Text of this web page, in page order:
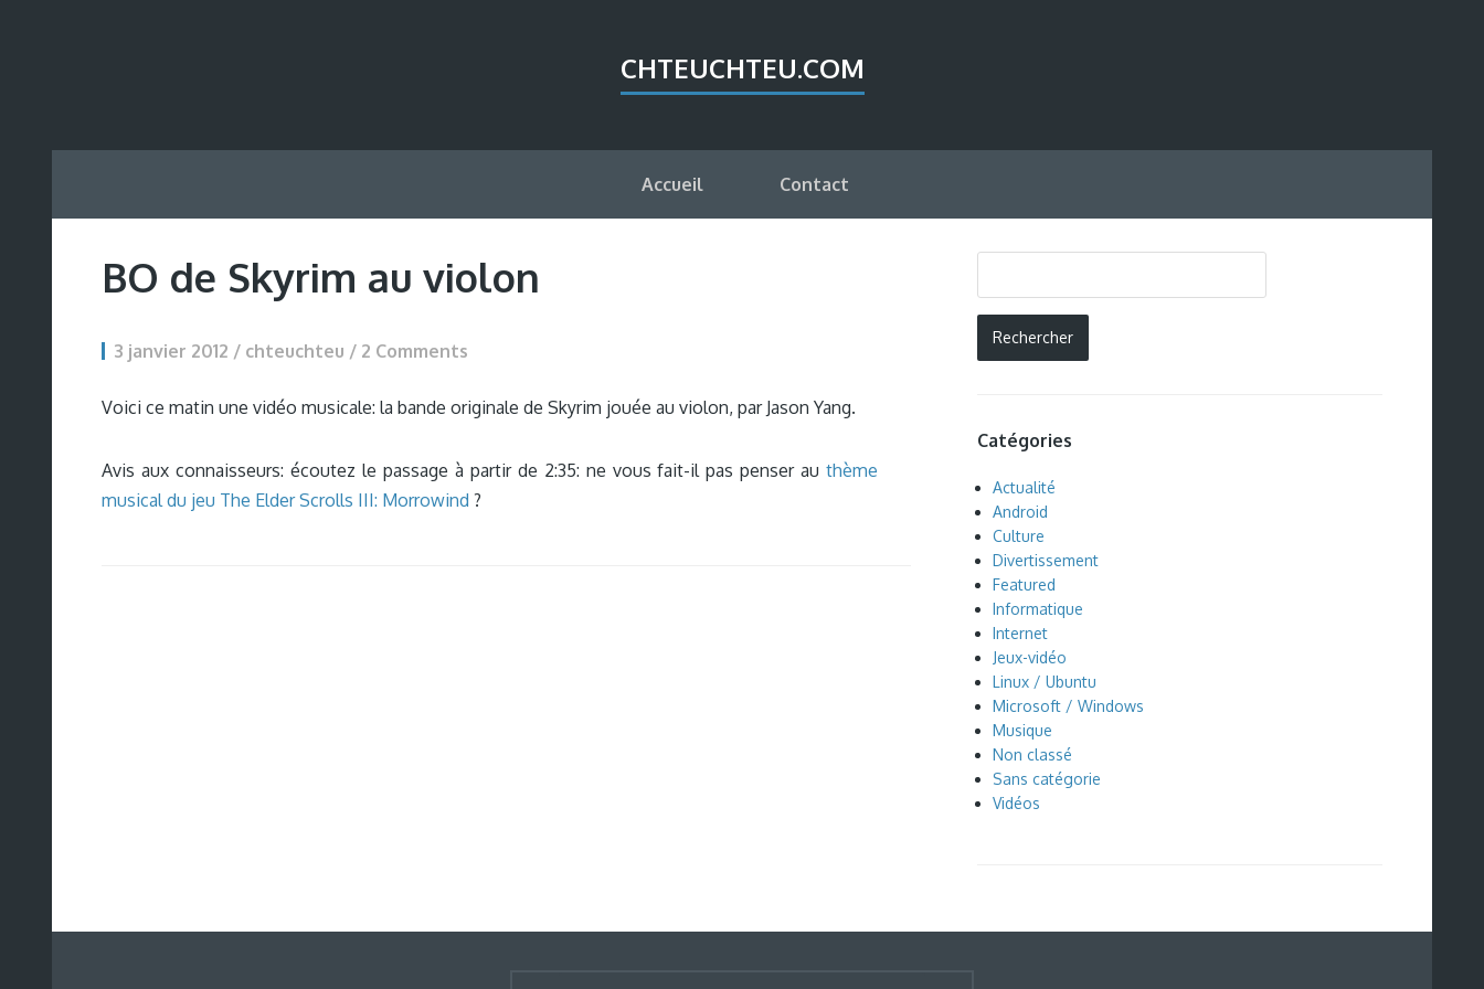
CHTEUCHTEU.COM
Accueil Contact
BO de Skyrim au violon
3 janvier 2012 / chteuchteu / 2 Comments
Voici ce matin une vidéo musicale: la bande originale de Skyrim jouée au violon, par Jason Yang.
Avis aux connaisseurs: écoutez le passage à partir de 2:35: ne vous fait-il pas penser authème
musical du jeu The Elder Scrolls III: Morrowind ?
Catégories
Actualité
Android
Culture
Divertissement
Featured
Informatique
Internet
Jeux-vidéo
Linux / Ubuntu
Microsoft / Windows
Musique
Non classé
Sans catégorie
Vidéos